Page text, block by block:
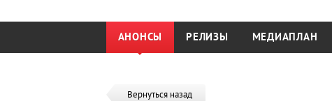
АНОНСЫ РЕЛИЗЫ МЕДИАПЛАН
Вернуться назад